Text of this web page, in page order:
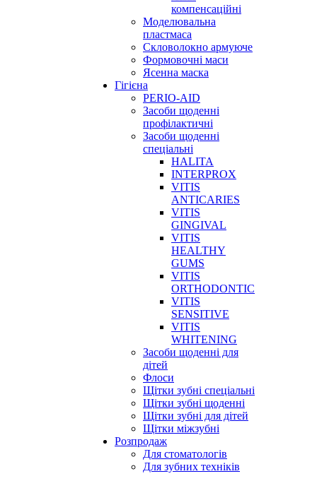
компенсаційні
Моделювальна
пластмаса
Скловолокно армуюче
Формовочні маси
Ясенна маска
Гігієна
PERIO-AID
Засоби щоденні
профілактичні
Засоби щоденні
спеціальні
HALITA
INTERPROX
VITIS
ANTICARIES
VITIS
GINGIVAL
VITIS
HEALTHY
GUMS
VITIS
ORTHODONTIC
VITIS
SENSITIVE
VITIS
WHITENING
Засоби щоденні для
дітей
Флоси
Щітки зубні спеціальні
Щітки зубні щоденні
Щітки зубні для дітей
Щітки міжзубні
Розпродаж
Для стоматологів
Для зубних техніків